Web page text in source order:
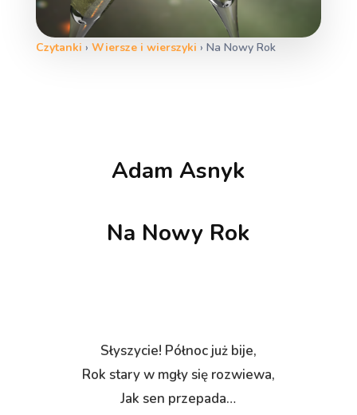
Czytanki › Wiersze i wierszyki › Na Nowy Rok
Adam Asnyk
Na Nowy Rok
Słyszycie! Północ już bije,
Rok stary w mgły się rozwiewa,
Jak sen przepada…